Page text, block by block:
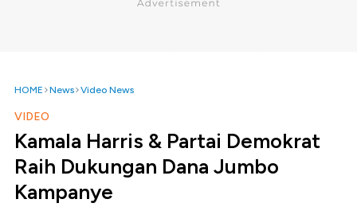
HOME News Video News
VIDEO
Kamala Harris & Partai Demokrat
Raih Dukungan Dana Jumbo
Kampanye